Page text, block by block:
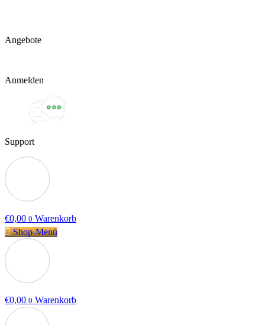
Angebote
Anmelden
Support
€0,00 0 Warenkorb
Shop-Menü
€0,00 0 Warenkorb